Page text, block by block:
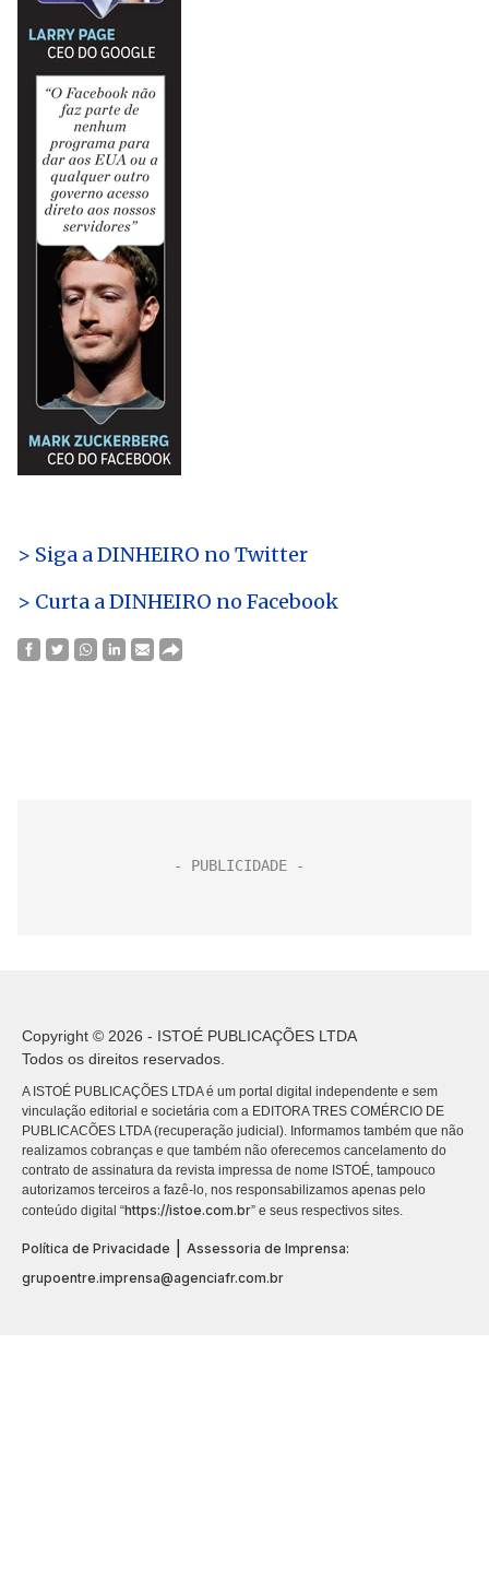
> Siga a DINHEIRO no Twitter
> Curta a DINHEIRO no Facebook
Copyright © 2026 - ISTOÉ PUBLICAÇÕES LTDA
Todos os direitos reservados.
A ISTOÉ PUBLICAÇÕES LTDA é um portal digital independente e sem
vinculação editorial e societária com a EDITORA TRES COMÉRCIO DE
PUBLICACÕES LTDA (recuperação judicial). Informamos também que não
realizamos cobranças e que também não oferecemos cancelamento do
contrato de assinatura da revista impressa de nome ISTOÉ, tampouco
autorizamos terceiros a fazê-lo, nos responsabilizamos apenas pelo
conteúdo digital “https://istoe.com.br” e seus respectivos sites.
Política de Privacidade
Assessoria de Imprensa:
grupoentre.imprensa@agenciafr.com.br